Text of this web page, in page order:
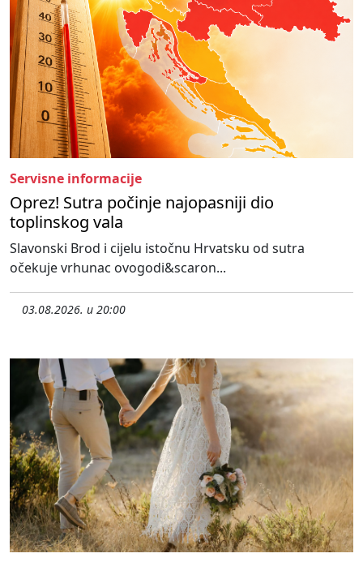
Servisne informacije
Oprez! Sutra počinje najopasniji dio
toplinskog vala
Slavonski Brod i cijelu istočnu Hrvatsku od sutra
očekuje vrhunac ovogodi&scaron...
03.08.2026. u 20:00